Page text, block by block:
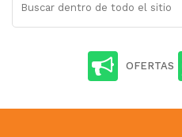
OFERTAS